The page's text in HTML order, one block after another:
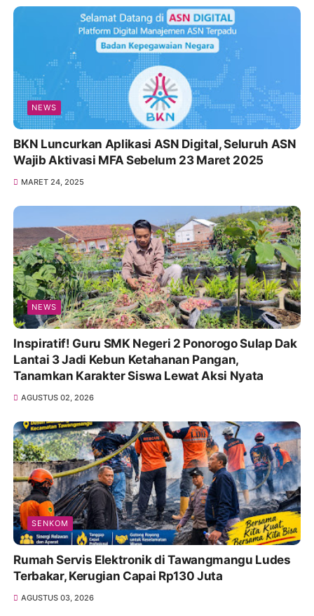
NEWS
BKN Luncurkan Aplikasi ASN Digital, Seluruh ASN
Wajib Aktivasi MFA Sebelum 23 Maret 2025
MARET 24, 2025
NEWS
Inspiratif! Guru SMK Negeri 2 Ponorogo Sulap Dak
Lantai 3 Jadi Kebun Ketahanan Pangan,
Tanamkan Karakter Siswa Lewat Aksi Nyata
AGUSTUS 02, 2026
SENKOM
Rumah Servis Elektronik di Tawangmangu Ludes
Terbakar, Kerugian Capai Rp130 Juta
AGUSTUS 03, 2026